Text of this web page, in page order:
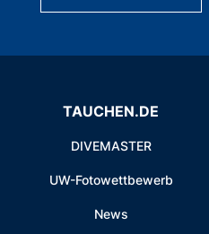
TAUCHEN.DE
DIVEMASTER
UW-Fotowettbewerb
News